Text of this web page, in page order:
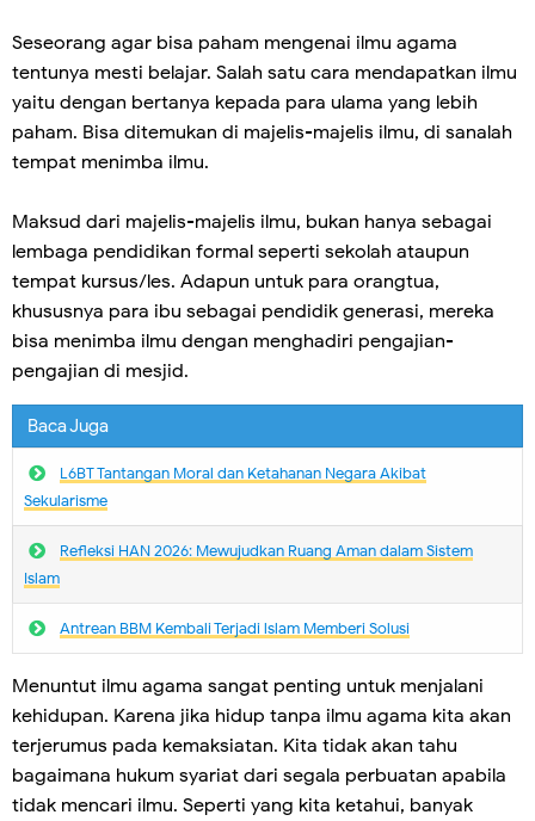
Seseorang agar bisa paham mengenai ilmu agama
tentunya mesti belajar. Salah satu cara mendapatkan ilmu
yaitu dengan bertanya kepada para ulama yang lebih
paham. Bisa ditemukan di majelis-majelis ilmu, di sanalah
tempat menimba ilmu.
Maksud dari majelis-majelis ilmu, bukan hanya sebagai
lembaga pendidikan formal seperti sekolah ataupun
tempat kursus/les. Adapun untuk para orangtua,
khususnya para ibu sebagai pendidik generasi, mereka
bisa menimba ilmu dengan menghadiri pengajian-
pengajian di mesjid.
Baca Juga
L6BT Tantangan Moral dan Ketahanan Negara Akibat
Sekularisme
Refleksi HAN 2026: Mewujudkan Ruang Aman dalam Sistem
Islam
Antrean BBM Kembali Terjadi lslam Memberi Solusi
Menuntut ilmu agama sangat penting untuk menjalani
kehidupan. Karena jika hidup tanpa ilmu agama kita akan
terjerumus pada kemaksiatan. Kita tidak akan tahu
bagaimana hukum syariat dari segala perbuatan apabila
tidak mencari ilmu. Seperti yang kita ketahui, banyak